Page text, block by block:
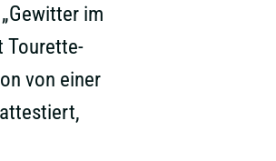
im
Tourette-
von einer